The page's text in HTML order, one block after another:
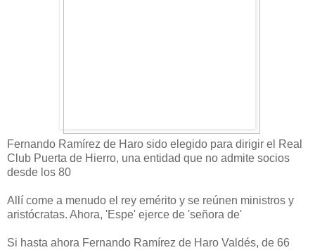
Fernando Ramírez de Haro sido elegido para dirigir el Real
Club Puerta de Hierro, una entidad que no admite socios
desde los 80
Allí come a menudo el rey emérito y se reúnen ministros y
aristócratas. Ahora, 'Espe' ejerce de 'señora de'
Si hasta ahora Fernando Ramírez de Haro Valdés, de 66